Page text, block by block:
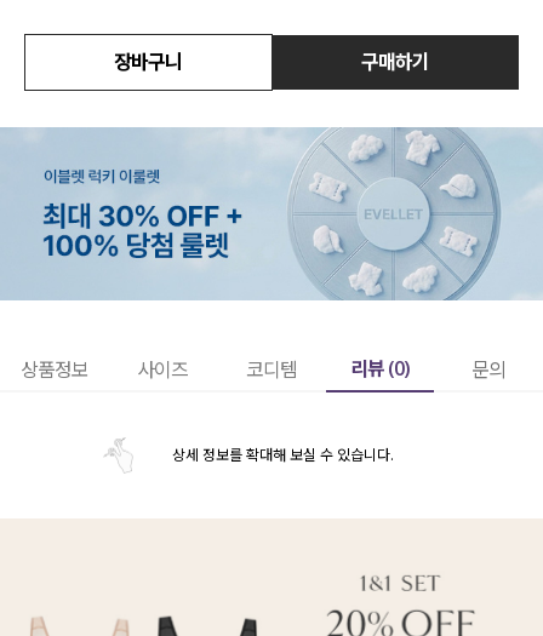
장바구니 구매하기
상품정보 사이즈 코디템 리뷰 (0) 문의
상세 정보를 확대해 보실 수 있습니다.